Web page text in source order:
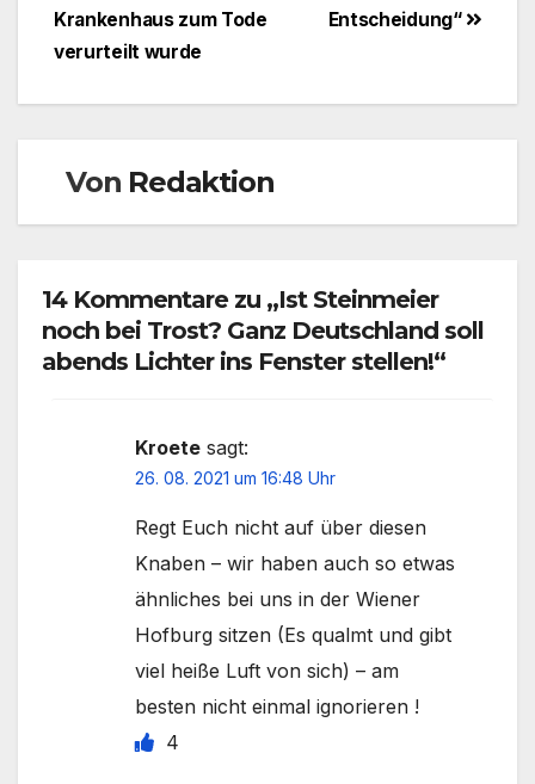
Entscheidung“
Krankenhaus zum Tode
verurteilt wurde
Von Redaktion
14 Kommentare zu „Ist Steinmeier
noch bei Trost? Ganz Deutschland soll
abends Lichter ins Fenster stellen!“
Kroete sagt:
26. 08. 2021 um 16:48 Uhr
Regt Euch nicht auf über diesen
Knaben – wir haben auch so etwas
ähnliches bei uns in der Wiener
Hofburg sitzen (Es qualmt und gibt
viel heiße Luft von sich) – am
besten nicht einmal ignorieren !
4